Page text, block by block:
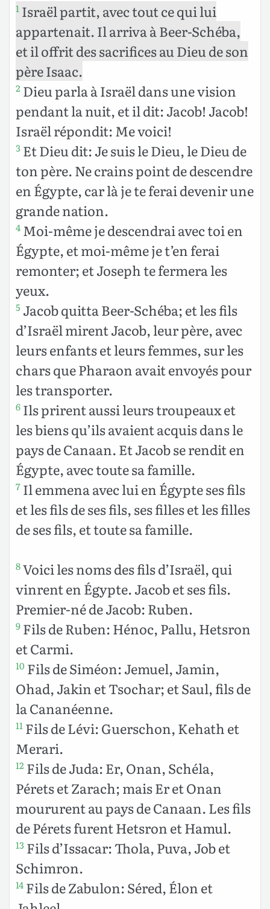
1 Israël partit, avec tout ce qui lui
appartenait. Il arriva à Beer-Schéba,
et il offrit des sacrifices au Dieu de son
père Isaac.
2 Dieu parla à Israël dans une vision
pendant la nuit, et il dit: Jacob! Jacob!
Israël répondit: Me voici!
3 Et Dieu dit: Je suis le Dieu, le Dieu de
ton père. Ne crains point de descendre
en Égypte, car là je te ferai devenir une
grande nation.
4 Moi-même je descendrai avec toi en
Égypte, et moi-même je t’en ferai
remonter; et Joseph te fermera les
yeux.
5 Jacob quitta Beer-Schéba; et les fils
d’Israël mirent Jacob, leur père, avec
leurs enfants et leurs femmes, sur les
chars que Pharaon avait envoyés pour
les transporter.
6 Ils prirent aussi leurs troupeaux et
les biens qu’ils avaient acquis dans le
pays de Canaan. Et Jacob se rendit en
Égypte, avec toute sa famille.
7 Il emmena avec lui en Égypte ses fils
et les fils de ses fils, ses filles et les filles
de ses fils, et toute sa famille.
8Voici les noms des fils d’Israël, qui
vinrent en Égypte. Jacob et ses fils.
Premier-né de Jacob: Ruben.
9 Fils de Ruben: Hénoc, Pallu, Hetsron
et Carmi.
10 Fils de Siméon: Jemuel, Jamin,
Ohad, Jakin et Tsochar; et Saul, fils de
la Cananéenne.
11 Fils de Lévi: Guerschon, Kehath et
Merari.
12 Fils de Juda: Er, Onan, Schéla,
Pérets et Zarach; mais Er et Onan
moururent au pays de Canaan. Les fils
de Pérets furent Hetsron et Hamul.
13 Fils d’Issacar: Thola, Puva, Job et
Schimron.
14 Fils de Zabulon: Séred, Élon et